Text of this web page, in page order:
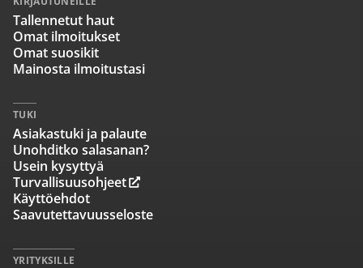
Tallennetut haut
Omat ilmoitukset
Omat suosikit
Mainosta ilmoitustasi
TUKI
Asiakastuki ja palaute
Unohditko salasanan?
Usein kysyttyä
Turvallisuusohjeet
Käyttöehdot
Saavutettavuusseloste
YRITYKSILLE